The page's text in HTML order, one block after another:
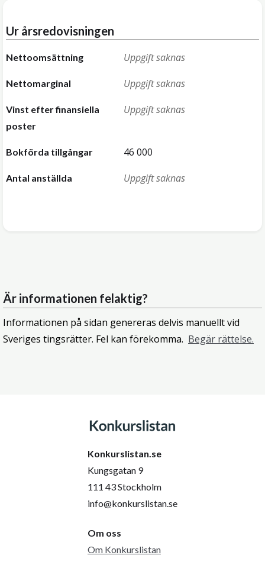
Ur årsredovisningen
Nettoomsättning Uppgift saknas
Nettomarginal Uppgift saknas
Vinst efter finansiella
poster
Uppgift saknas
Bokförda tillgångar 46 000
Antal anställda Uppgift saknas
Är informationen felaktig?
Informationen på sidan genereras delvis manuellt vid
Sveriges tingsrätter. Fel kan förekomma. Begär rättelse.
Konkurslistan.se
Kungsgatan 9
111 43 Stockholm
info@konkurslistan.se
Om oss
Om Konkurslistan